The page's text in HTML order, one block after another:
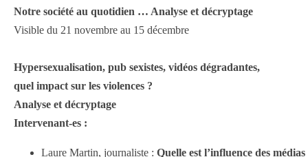
Notre société au quotidien … Analyse et décryptage
Visible du 21 novembre au 15 décembre
Hypersexualisation, pub sexistes, vidéos dégradantes,
quel impact sur les violences ?
Analyse et décryptage
Intervenant-es :
Laure Martin, journaliste : Quelle est l’influence des médias